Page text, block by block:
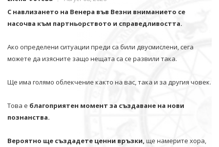
С навлизането на Венера във Везни вниманието се
насочва към партньорството и справедливостта.
Ако определени ситуации преди са били двусмислени, сега
можете да изясните защо нещата са се развили така.
Ще има голямо облекчение както на вас, така и за другия човек.
Това е благоприятен момент за създаване на нови
познанства.
Вероятно ще създадете ценни връзки, ще намерите хора,